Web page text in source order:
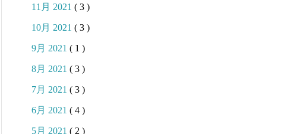
11月 2021 ( 3 )
10月 2021 ( 3 )
9月 2021 ( 1 )
8月 2021 ( 3 )
7月 2021 ( 3 )
6月 2021 ( 4 )
5月 2021 ( 2 )